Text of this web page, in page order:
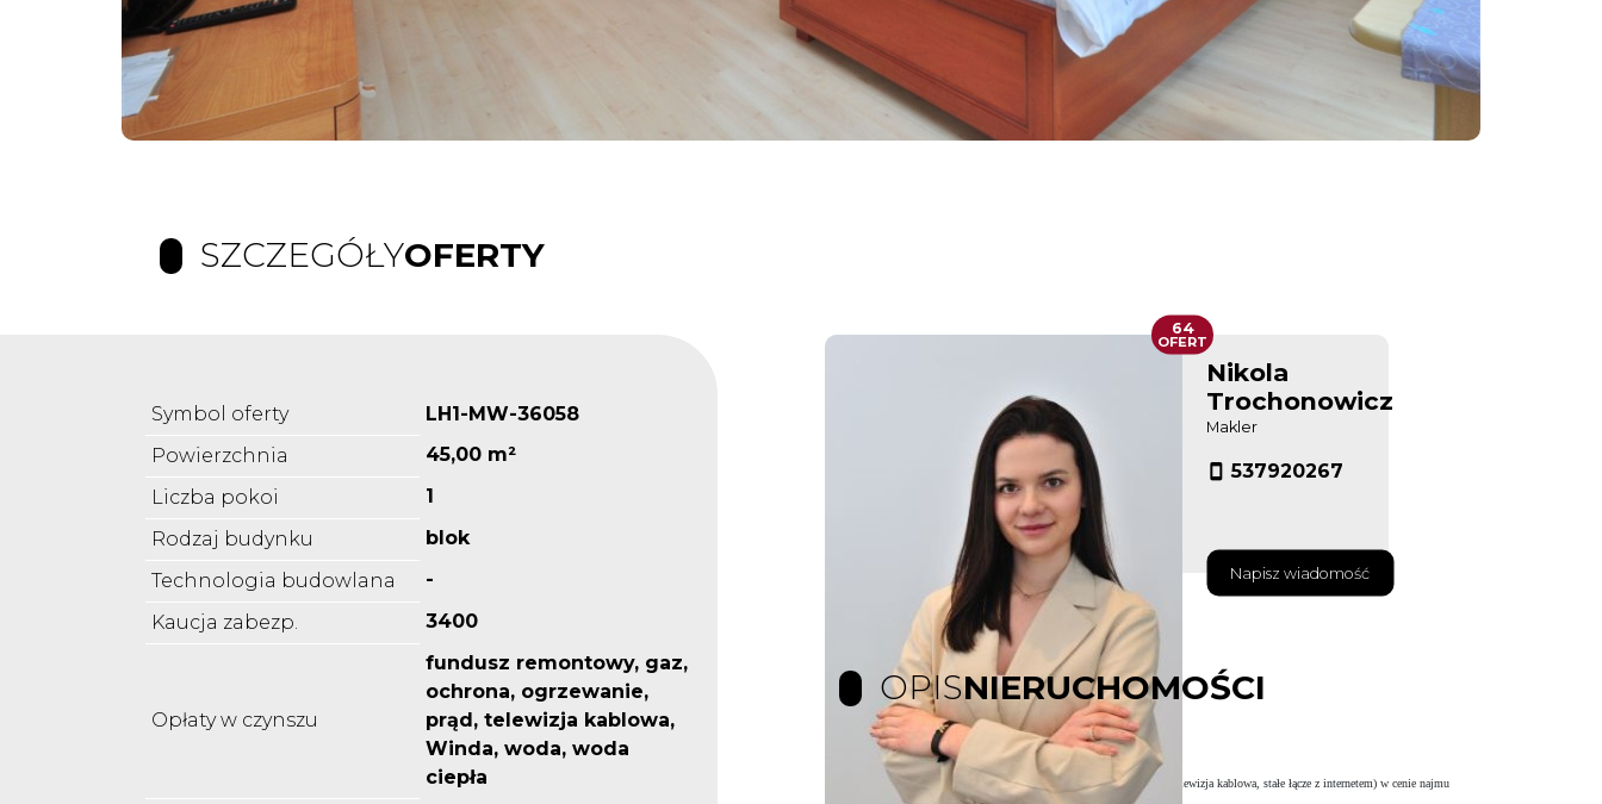
SZCZEGÓŁYOFERTY
Symbol oferty
LH1-MW-36058
Powierzchnia
45,00 m²
Liczba pokoi
1
Rodzaj budynku
blok
Technologia budowlana
-
Kaucja zabezp.
3400
Opłaty w czynszu
fundusz remontowy, gaz,
ochrona, ogrzewanie,
prąd, telewizja kablowa,
Winda, woda, woda
ciepła
Nikola
Trochonowicz
Makler
537920267
Napisz wiadomość
64
OFERT
OPISNIERUCHOMOŚCI
Budynek oddany w sierpniu 2005r. Wszystkie media dostępne (także telewizja kablowa, stałe łącze z internetem) w cenie najmu